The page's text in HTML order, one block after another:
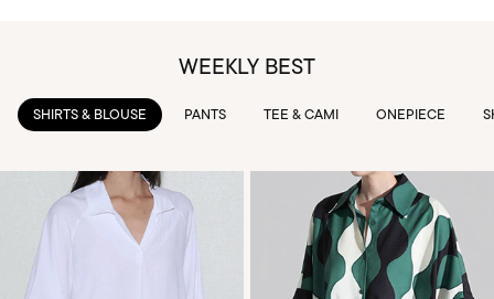
WEEKLY BEST
PANTS TEE & CAMI ONEPIECE SKIRTS OUTWEAR